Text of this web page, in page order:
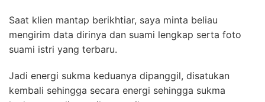
Saat klien mantap berikhtiar, saya minta beliau
mengirim data dirinya dan suami lengkap serta foto
suami istri yang terbaru.
Jadi energi sukma keduanya dipanggil, disatukan
kembali sehingga secara energi sehingga sukma